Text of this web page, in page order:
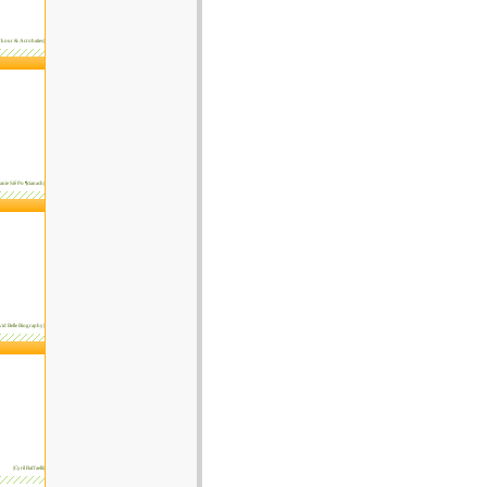
& Acrobaties|
Siê Po ¶cianach|
Belle Biography|
|Cyril Raffaelli|